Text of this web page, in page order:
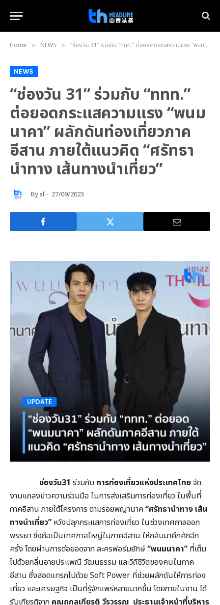
Home » NEWS » “ช่องวัน 31” ร่วมกับ “ททท.” ต่อยอดกระแสความแรง “พนมนาคา” ผลักดันท่องเที่ยวภาคอีสาน ภายใต้แนวคิด “ศรัทธานำทาง เส้นทางนำเที่ยว”
NEWS
“ช่องวัน 31” ร่วมกับ “ททท.”
ต่อยอดกระแสความแรง “พนม
นาคา” ผลักดันท่องเที่ยวภาค
อีสาน ภายใต้แนวคิด “ศรัทธา
นำทาง เส้นทางนำเที่ยว”
Bysl 27/09/2023
ช่องวัน31 ร่วมกับ การท่องเที่ยวแห่งประเทศไทย จัด
งานแถลงข่าวความร่วมมือ ในการส่งเสริมการท่องเที่ยว ในพื้นที่
ภาคอีสาน ภายใต้โครงการ ตามรอยพญานาค“ศรัทธานำทาง เส้น
ทางนำเที่ยว” หวังปลุกกระแสการท่องเที่ยว ในช่วงเทศกาลออก
พรรษา ซึ่งถือเป็นเทศกาลใหญ่ในภาคอีสาน ให้กลับมาคึกคักอีก
ครั้ง โดยผ่านการต่อยอดจาก ละครฟอร์มยักษ์“พนมนาคา” ที่เต็ม
ไปด้วยกลิ่นอายประเพณี วัฒนธรรม และวิถีชีวิตของคนในภาค
อีสาน ซึ่งสอดแทรกไปด้วย Soft Power ที่ช่วยผลักดันให้การท่อง
เที่ยว และเศรษฐกิจ เป็นที่รู้จักแพร่หลายมากขึ้น โดยภายในงาน ได้
รับเกียรติจาก คุณถกลเกียรติ วีรวรรณ ประธานเจ้าหน้าที่บริหาร